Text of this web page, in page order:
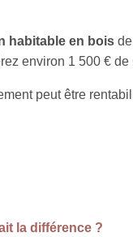
habitable en bois
environ 1 500 € de
peut être
la différence ?